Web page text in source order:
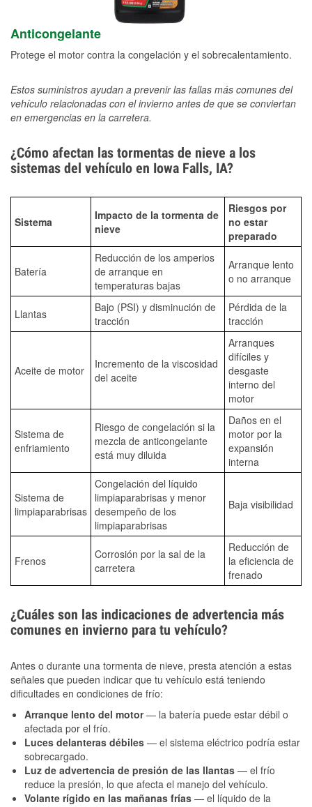
Anticongelante
Protege el motor contra la congelación y el sobrecalentamiento.
Estos suministros ayudan a prevenir las fallas más comunes del
vehículo relacionadas con el invierno antes de que se conviertan
en emergencias en la carretera.
¿Cómo afectan las tormentas de nieve a los
sistemas del vehículo en Iowa Falls, IA?
Sistema
Impacto de la tormenta de
nieve
Riesgos por
no estar
preparado
Batería
Reducción de los amperios
de arranque en
temperaturas bajas
Arranque lento
o no arranque
Llantas
Bajo (PSI) y disminución de
tracción
Pérdida de la
tracción
Aceite de motor
Incremento de la viscosidad
del aceite
Arranques
difíciles y
desgaste
interno del
motor
Sistema de
enfriamiento
Riesgo de congelación si la
mezcla de anticongelante
está muy diluida
Daños en el
motor por la
expansión
interna
Sistema de
limpiaparabrisas
Congelación del líquido
limpiaparabrisas y menor
desempeño de los
limpiaparabrisas
Baja visibilidad
Frenos
Corrosión por la sal de la
carretera
Reducción de
la eficiencia de
frenado
¿Cuáles son las indicaciones de advertencia más
comunes en invierno para tu vehículo?
Antes o durante una tormenta de nieve, presta atención a estas
señales que pueden indicar que tu vehículo está teniendo
dificultades en condiciones de frío:
Arranque lento del motor— la batería puede estar débil o
afectada por el frío.
Luces delanteras débiles — el sistema eléctrico podría estar
sobrecargado.
Luz de advertencia de presión de las llantas — el frío
reduce la presión, lo que afecta el manejo del vehículo.
Volante rígido en las mañanas frías — el líquido de la